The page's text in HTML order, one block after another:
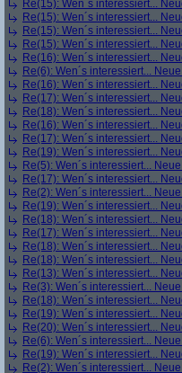
Re(15): Wen´s interessiert...
Re(15): Wen´s interessiert...
Re(15): Wen´s interessiert...
Re(15): Wen´s interessiert...
Re(16): Wen´s interessiert...
Re(6): Wen´s interessiert...
Re(16): Wen´s interessiert...
Re(17): Wen´s interessiert...
Re(18): Wen´s interessiert...
Re(16): Wen´s interessiert...
Re(17): Wen´s interessiert...
Re(19): Wen´s interessiert...
Re(5): Wen´s interessiert...
Re(17): Wen´s interessiert...
Re(2): Wen´s interessiert...
Re(19): Wen´s interessiert...
Re(18): Wen´s interessiert...
Re(17): Wen´s interessiert...
Re(18): Wen´s interessiert...
Re(18): Wen´s interessiert...
Re(13): Wen´s interessiert...
Re(3): Wen´s interessiert...
Re(18): Wen´s interessiert...
Re(19): Wen´s interessiert...
Re(20): Wen´s interessiert...
Re(6): Wen´s interessiert...
Re(19): Wen´s interessiert...
Re(2): Wen´s interessiert...